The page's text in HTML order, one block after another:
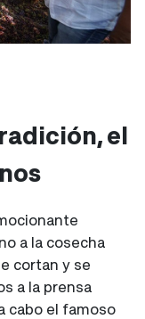
el
a la cosecha
cortan y se
a la prensa
cabo el famoso